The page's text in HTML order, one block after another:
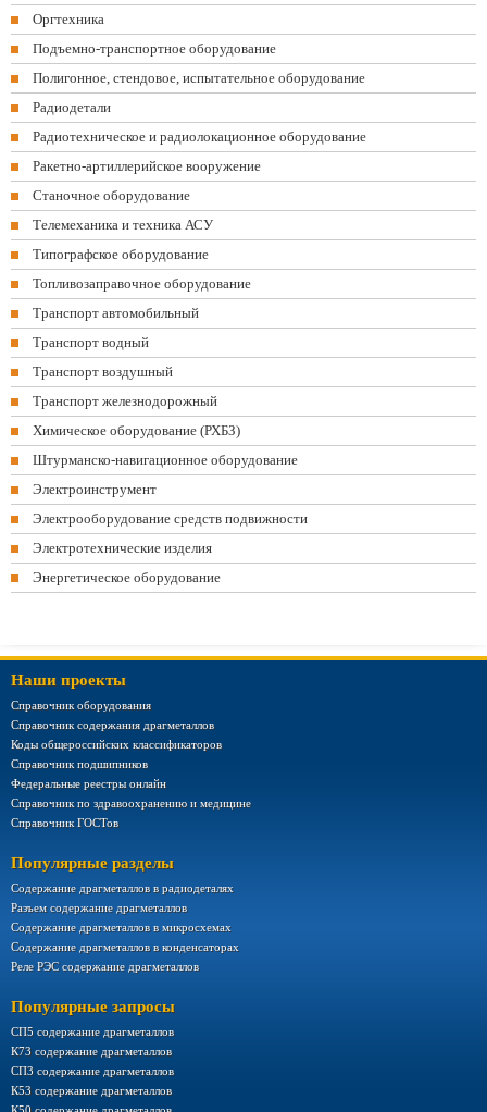
Оргтехника
Подъемно-транспортное оборудование
Полигонное, стендовое, испытательное оборудование
Радиодетали
Радиотехническое и радиолокационное оборудование
Ракетно-артиллерийское вооружение
Станочное оборудование
Телемеханика и техника АСУ
Типографское оборудование
Топливозаправочное оборудование
Транспорт автомобильный
Транспорт водный
Транспорт воздушный
Транспорт железнодорожный
Химическое оборудование (РХБЗ)
Штурманско-навигационное оборудование
Электроинструмент
Электрооборудование средств подвижности
Электротехнические изделия
Энергетическое оборудование
Наши проекты
Справочник оборудования
Справочник содержания драгметаллов
Коды общероссийских классификаторов
Справочник подшипников
Федеральные реестры онлайн
Справочник по здравоохранению и медицине
Справочник ГОСТов
Популярные разделы
Содержание драгметаллов в радиодеталях
Разъем содержание драгметаллов
Содержание драгметаллов в микросхемах
Содержание драгметаллов в конденсаторах
Реле РЭС содержание драгметаллов
Популярные запросы
СП5 содержание драгметаллов
К73 содержание драгметаллов
СП3 содержание драгметаллов
К53 содержание драгметаллов